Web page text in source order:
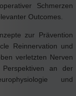
Schmerzen
Outcomes.
zur Prävention
Reinnervation und
verletzten Nerven
an der
und